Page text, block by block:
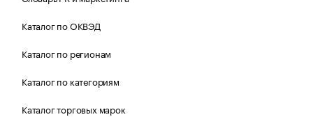
Каталог по ОКВЭД
Каталог по регионам
Каталог по категориям
Каталог торговых марок